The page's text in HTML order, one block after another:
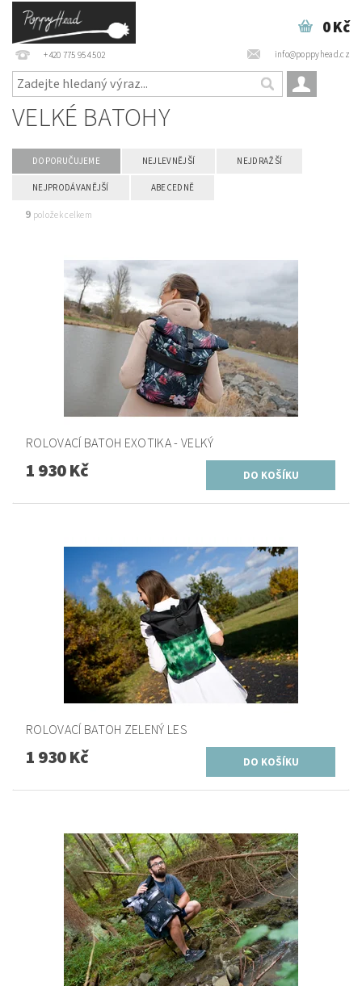
+420 775 954 502 info@poppyhead.cz
0 Kč
VELKÉ BATOHY
DOPORUČUJEME NEJLEVNĚJŠÍ NEJDRAŽŠÍ
NEJPRODÁVANĚJŠÍ ABECEDNĚ
9 položek celkem
ROLOVACÍ BATOH EXOTIKA - VELKÝ
1 930 Kč
ROLOVACÍ BATOH ZELENÝ LES
1 930 Kč